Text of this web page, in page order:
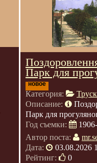
Парк для
новое
Категория:
Описание:
Парк для
Год съемки:
Автор поста:
Дата:
03.08.2026
Рейтинг:
0